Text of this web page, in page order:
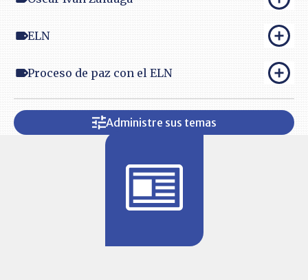
ELN
Proceso de paz con el ELN
Administre sus temas